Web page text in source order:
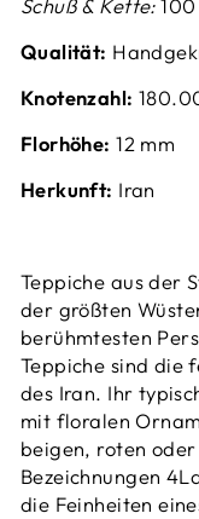
Schuß & Kette: 100
Qualität:
Knotenzahl: 18
Florhöhe: 12 mm
Herkunft: Iran
Teppiche aus der
der größten
berühmtesten
Teppiche sind die
des Iran. Ihr
mit floralen
beigen, roten
Bezeichnungen
die Feinheiten